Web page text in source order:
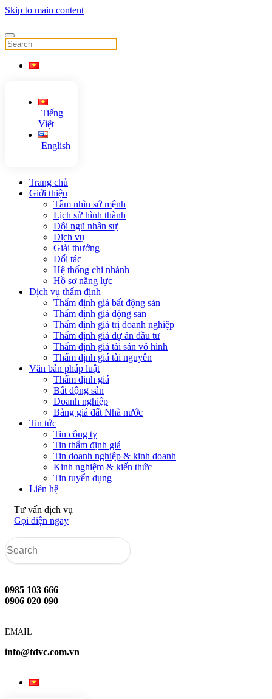
Skip to main content
Tiếng
Việt
English
Trang chủ
Giới thiệu
Tầm nhìn sứ mệnh
Lịch sử hình thành
Đội ngũ nhân sự
Dịch vụ
Giải thưởng
Đối tác
Hệ thống chi nhánh
Hồ sơ năng lực
Dịch vụ thẩm định
Thẩm định giá bất động sản
Thẩm định giá động sản
Thẩm định giá trị doanh nghiệp
Thẩm định giá dự án đầu tư
Thẩm định giá tài sản vô hình
Thẩm định giá tài nguyên
Văn bản pháp luật
Thẩm định giá
Bất động sản
Doanh nghiệp
Bảng giá đất Nhà nước
Tin tức
Tin công ty
Tin thẩm định giá
Tin doanh nghiệp & kinh doanh
Kinh nghiệm & kiến thức
Tin tuyển dụng
Liên hệ
Tư vấn dịch vụ
Gọi điện ngay
0985 103 666
0906 020 090
EMAIL
info@tdvc.com.vn